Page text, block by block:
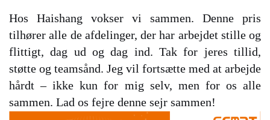
Hos Haishang vokser vi sammen. Denne pris
tilhører alle de afdelinger, der har arbejdet stille og
flittigt, dag ud og dag ind. Tak for jeres tillid,
støtte og teamsånd. Jeg vil fortsætte med at arbejde
hårdt – ikke kun for mig selv, men for os alle
sammen. Lad os fejre denne sejr sammen!